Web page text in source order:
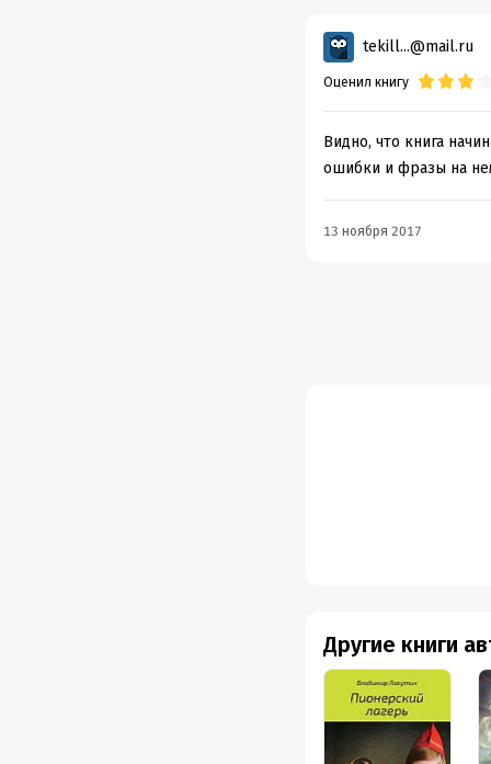
tekill...@mail.ru
Оценил книгу
Видно, что книга
ошибки и фразы на
13 ноября 2017
Другие книги